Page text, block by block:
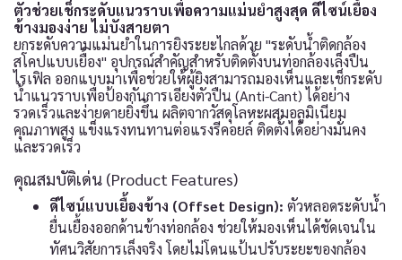
ตัวช่วยเช็กระดับแนวราบเพื่อความแม่นยำสูงสุด ดีไซน์เยื้อง
ข้างมองง่าย ไม่บังสายตา
ยกระดับความแม่นยำในการยิงระยะไกลด้วย "ระดับน้ำติดกล้อง
สโคปแบบเยื้อง" อุปกรณ์สำคัญสำหรับติดตั้งบนท่อกล้องเล็งปืน
ไรเฟิล ออกแบบมาเพื่อช่วยให้ผู้ยิงสามารถมองเห็นและเช็กระดับ
น้ำแนวราบเพื่อป้องกันการเอียงตัวปืน (Anti-Cant) ได้อย่าง
รวดเร็วและง่ายดายยิ่งขึ้น ผลิตจากวัสดุโลหะผสมอลูมิเนียม
คุณภาพสูง แข็งแรงทนทานต่อแรงรีคอยล์ ติดตั้งได้อย่างมั่นคง
และรวดเร็ว
คุณสมบัติเด่น (Product Features)
ดีไซน์แบบเยื้องข้าง (Offset Design): ตัวหลอดระดับน้ำ
ยื่นเยื้องออกด้านข้างท่อกล้อง ช่วยให้มองเห็นได้ชัดเจนใน
ทัศนวิสัยการเล็งจริง โดยไม่โดนแป้นปรับระยะของกล้อง